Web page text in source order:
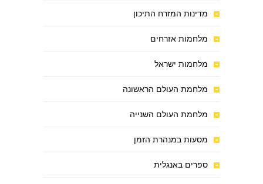
מדינות המזרח התיכון
מלחמות אזרחים
מלחמות ישראל
מלחמת העולם הראשונה
מלחמת העולם השנייה
מסעות במנהרת הזמן
ספרים באנגלית